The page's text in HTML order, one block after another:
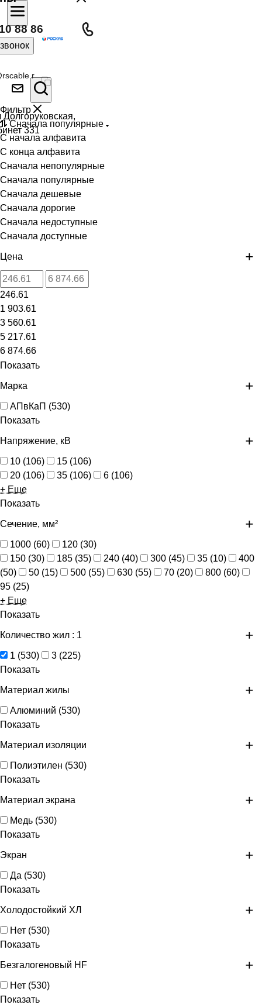
88 86
331
Фильтр
Сначала популярные
С начала алфавита
С конца алфавита
Сначала непопулярные
Сначала популярные
Сначала дешевые
Сначала дорогие
Сначала недоступные
Сначала доступные
Цена
246.61
1 903.61
3 560.61
5 217.61
6 874.66
Показать
Марка
АПвКаП (530)
Показать
Напряжение, кВ
10 (106) 15 (106)
20 (106) 35 (106) 6 (106)
+ Еще
Показать
Сечение, мм²
1000 (60) 120 (30)
150 (30) 185 (35) 240 (40) 300 (45) 35 (10)
400
(50) 50 (15) 500 (55) 630 (55) 70 (20) 800 (60)
95 (25)
+ Еще
Показать
Количество жил : 1
1 (530) 3 (225)
Показать
Материал жилы
Алюминий (530)
Показать
Материал изоляции
Полиэтилен (530)
Показать
Материал экрана
Медь (530)
Показать
Экран
Да (530)
Показать
Холодостойкий ХЛ
Нет (530)
Показать
Безгалогеновый HF
Нет (530)
Показать